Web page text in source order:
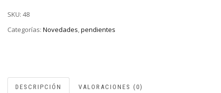
SKU: 48
Categorías: Novedades,pendientes
DESCRIPCIÓN VALORACIONES (0)